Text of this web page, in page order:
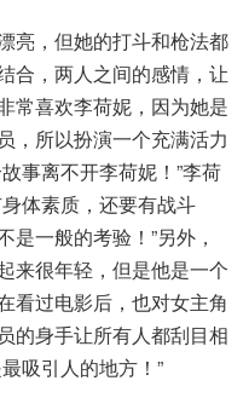
亮，但她的打斗和枪法都
合，两人之间的感情，让
常喜欢李荷妮，因为她是
，所以扮演一个充满活力
事离不开李荷妮！”李荷
体素质，还要有战斗
一般的考验！”另外，
来很年轻，但是他是一个
看过电影后，也对女主角
的身手让所有人都刮目相
吸引人的地方！”